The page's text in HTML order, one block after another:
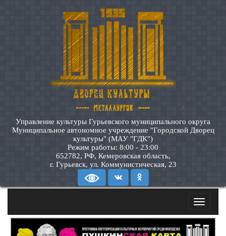
Управление культуры Гурьевского муниципального округа
Муниципальное автономное учреждение "Городской Дворец
культуры" (МАУ "ГДК")
Режим работы: 8:00 - 23:00
652782, РФ, Кемеровская область,
г. Гурьевск, ул. Коммунистическая, 23
Toggle